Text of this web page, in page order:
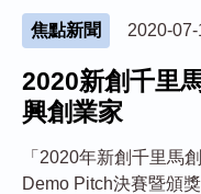
焦點新聞 2020-
2020新創千里
興創業家
「2020年新創千里馬
Demo Pitch決賽暨頒